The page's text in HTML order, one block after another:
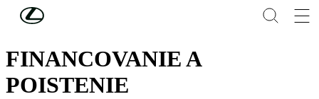
Skip to Main Content
BUSINESS
FINANCOVANIE A
POISTENIE